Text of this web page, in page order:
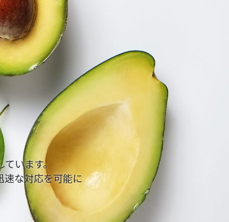
います。
速な対応を可能に